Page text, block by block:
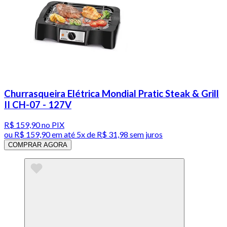
Churrasqueira Elétrica Mondial Pratic Steak & Grill
II CH-07 - 127V
R$ 159,90no PIX
ou R$ 159,90em até 5x de R$ 31,98 sem juros
COMPRAR AGORA